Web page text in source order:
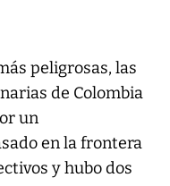
peligrosas, las
de Colombia
un
en la frontera
y hubo dos